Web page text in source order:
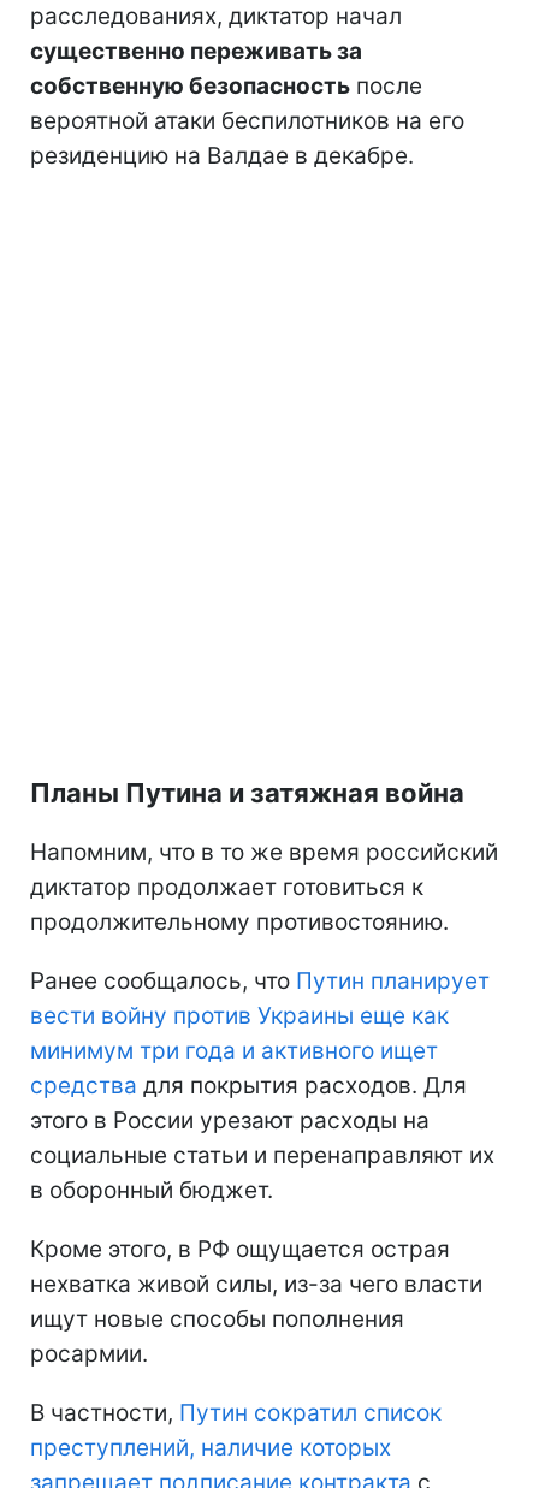
расследованиях, диктатор начал
существенно переживать за
собственную безопасность после
вероятной атаки беспилотников на его
резиденцию на Валдае в декабре.
Планы Путина и затяжная война
Напомним, что в то же время российский
диктатор продолжает готовиться к
продолжительному противостоянию.
Ранее сообщалось, что Путин планирует
вести войну против Украины еще как
минимум три года и активного ищет
средства для покрытия расходов. Для
этого в России урезают расходы на
социальные статьи и перенаправляют их
в оборонный бюджет.
Кроме этого, в РФ ощущается острая
нехватка живой силы, из-за чего власти
ищут новые способы пополнения
росармии.
В частности, Путин сократил список
преступлений, наличие которых
запрещает подписание контракта с